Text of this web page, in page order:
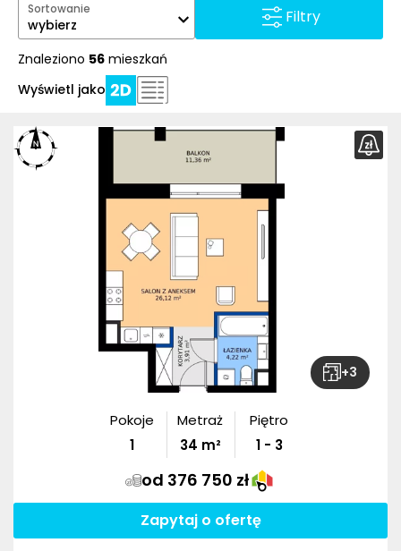
Filtry
Sortowanie
wybierz
Znaleziono 56 mieszkań
Wyświetl jako
+3
Pokoje
1
Metraż
34 m²
Piętro
1 - 3
od 376 750 zł
Zapytaj o ofertę